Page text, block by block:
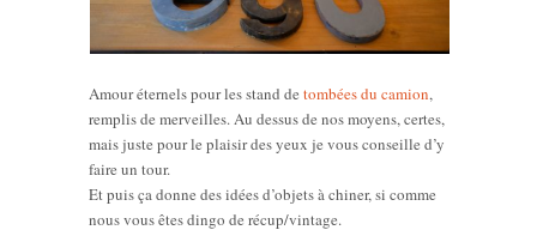
Amour éternels pour les stand de tombées du camion,
remplis de merveilles. Au dessus de nos moyens, certes,
mais juste pour le plaisir des yeux je vous conseille d’y
faire un tour.
Et puis ça donne des idées d’objets à chiner, si comme
nous vous êtes dingo de récup/vintage.